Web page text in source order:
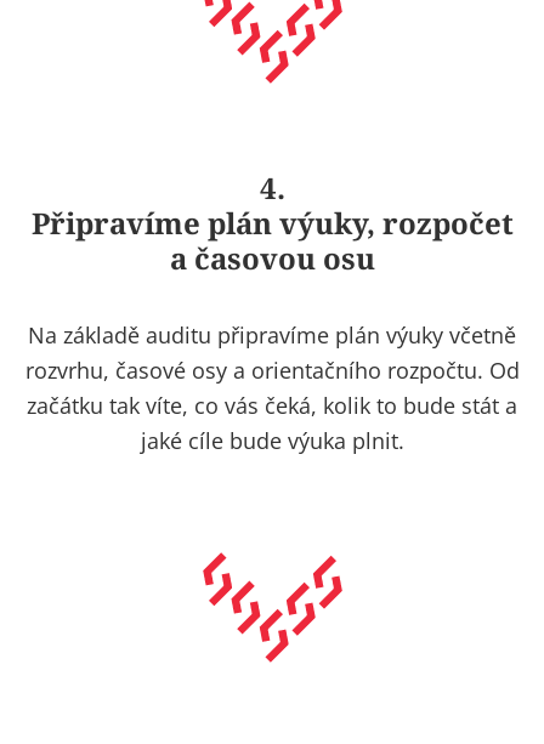
4.
Připravíme plán výuky, rozpočet
a časovou osu
Na základě auditu připravíme plán výuky včetně
rozvrhu, časové osy a orientačního rozpočtu. Od
začátku tak víte, co vás čeká, kolik to bude stát a
jaké cíle bude výuka plnit.